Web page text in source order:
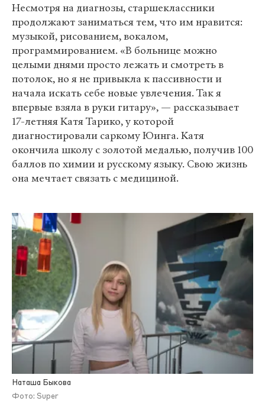
Несмотря на диагнозы, старшеклассники
продолжают заниматься тем, что им нравится:
музыкой, рисованием, вокалом,
программированием. «‎В больнице можно
целыми днями просто лежать и смотреть в
потолок, но я не привыкла к пассивности и
начала искать себе новые увлечения. Так я
впервые взяла в руки гитару»‎, — рассказывает
17-летняя Катя Тарико, у которой
диагностировали саркому Юинга. Катя
окончила школу с золотой медалью, получив 100
баллов по химии и русскому языку. Свою жизнь
она мечтает связать с медициной.
Наташа Быкова
Фото: Super